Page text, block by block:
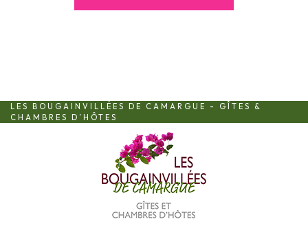
LES BOUGAINVILLÉES DE CAMARGUE - GÎTES &
CHAMBRES D’HÔTES